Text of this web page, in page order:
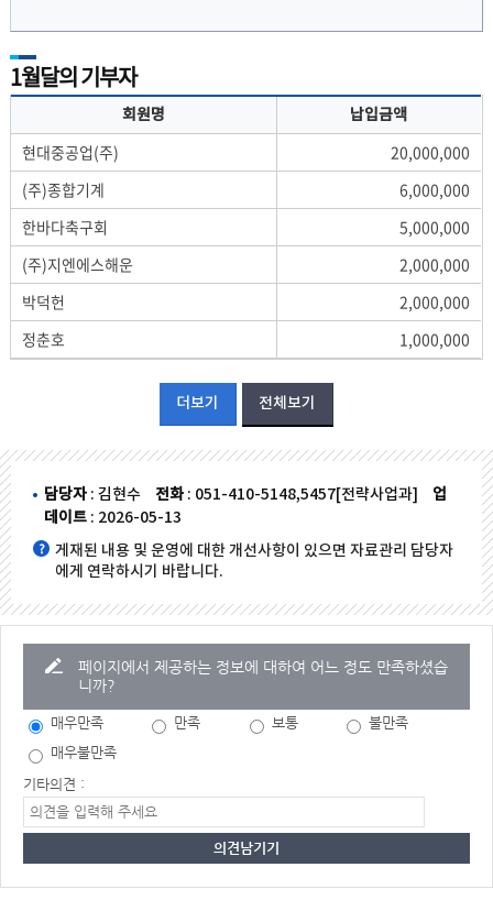
1월달의 기부자
회원명 납입금액
현대중공업(주)
20,000,000
(주)종합기계
6,000,000
한바다축구회
5,000,000
(주)지엔에스해운
2,000,000
박덕헌
2,000,000
정춘호
1,000,000
더보기 전체보기
담당자 : 김현수 전화 : 051-410-5148,5457[전략사업과]
업
데이트 : 2026-05-13
게재된 내용 및 운영에 대한 개선사항이 있으면 자료관리 담당자
에게 연락하시기 바랍니다.
페이지에서 제공하는 정보에 대하여 어느 정도 만족하셨습
니까?
매우만족 만족 보통
불만족
매우불만족
기타의견 :